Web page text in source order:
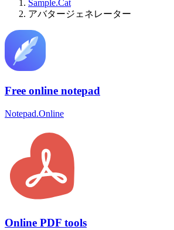
Sample.Cat
アバタージェネレーター
Free online notepad
Notepad.Online
Online PDF tools